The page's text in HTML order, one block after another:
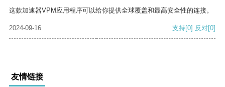
这款加速器VPM应用程序可以给你提供全球覆盖和最高安全性的连接。
2024-09-16 支持[0] 反对[0]
友情链接